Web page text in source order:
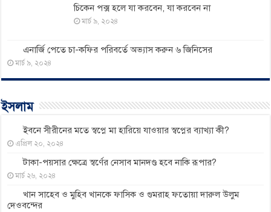
চিকেন পক্স হলে যা করবেন, যা করবেন না
মার্চ ৯, ২০২৪
এনার্জি পেতে চা-কফির পরিবর্তে অভ্যাস করুন ৬ জিনিসের
মার্চ ৯, ২০২৪
ইসলাম
ইবনে সীরীনের মতে স্বপ্নে মা হারিয়ে যাওয়ার স্বপ্নের ব্যাখ্যা কী?
এপ্রিল ২০, ২০২৪
টাকা-পয়সার ক্ষেত্রে স্বর্ণের নেসাব মানদণ্ড হবে নাকি রূপার?
মার্চ ২৬, ২০২৪
খান সাহেব ও মুহিব খানকে ফাসিক ও গুমরাহ ফতোয়া দারুল উলুম
দেওবন্দের